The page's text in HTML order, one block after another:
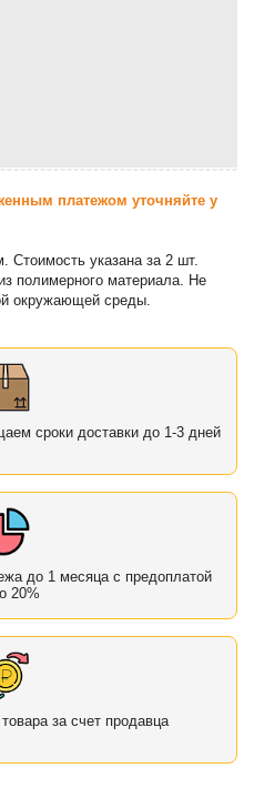
платежом уточняйте у
Стоимость указана за 2 шт.
полимерного материала. Не
окружающей среды.
сроки доставки до 1-3 дней
до 1 месяца с предоплатой
20%
за счет продавца